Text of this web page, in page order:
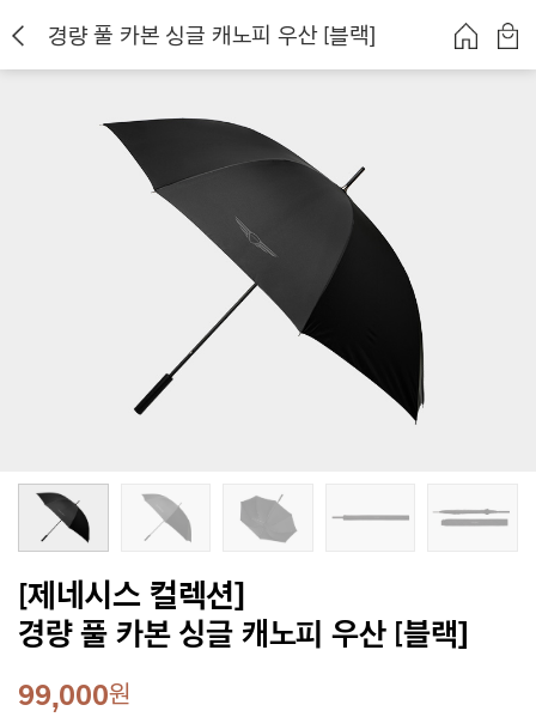
경량 풀 카본 싱글 캐노피 우산 [블랙]
[제네시스 컬렉션]
경량 풀 카본 싱글 캐노피 우산 [블랙]
99,000원